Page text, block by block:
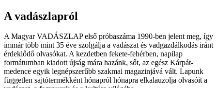
A vadászlapról
A Magyar VADÁSZLAP első próbaszáma 1990-ben jelent meg, így
immár több mint 35 éve szolgálja a vadászat és vadgazdálkodás iránt
érdeklődő olvasókat. A kezdetben fekete-fehérben, napilap
formátumban kiadott újság mára hazánk, sőt, az egész Kárpát-
medence egyik legnépszerűbb szakmai magazinjává vált. Lapunk
független sajtótermékként hónapról hónapra elkalauzolja olvasóit a